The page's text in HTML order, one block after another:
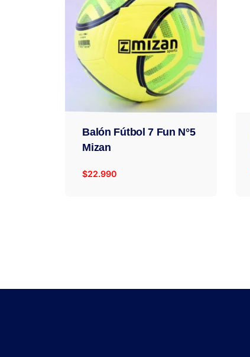
Balón Fútbol 7 Fun N°5
Mizan
$22.990